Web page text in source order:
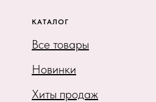
КАТАЛОГ
Все товары
Новинки
Хиты продаж